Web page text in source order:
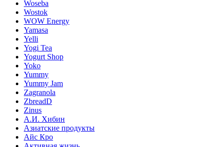
Woseba
Wostok
WOW Energy
Yamasa
Yelli
Yogi Tea
Yogurt Shop
Yoko
Yummy
Yummy Jam
Zagranola
ZbreadD
Zinus
А.И. Хибин
Азиатские продукты
Айс Кро